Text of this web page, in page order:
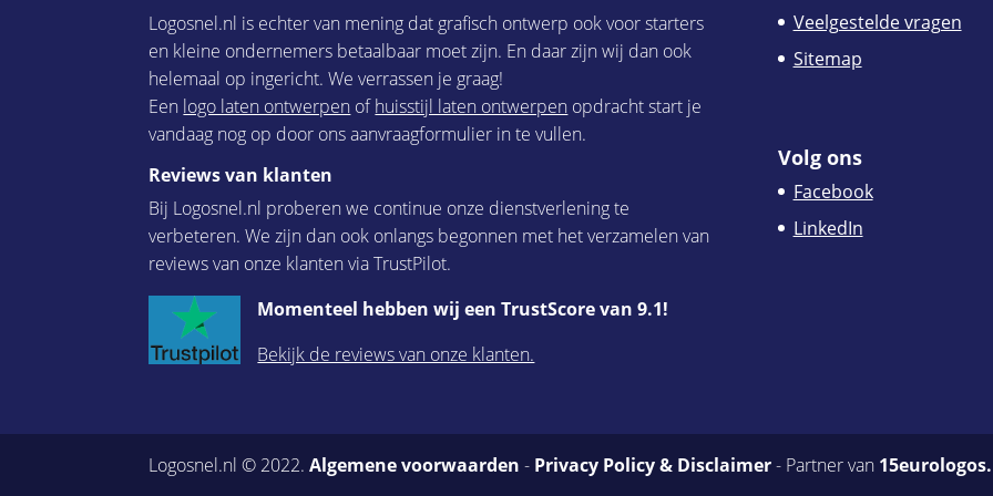
Logosnel.nl is echter van mening dat grafisch ontwerp ook voor starters
en kleine ondernemers betaalbaar moet zijn. En daar zijn wij dan ook
helemaal op ingericht. We verrassen je graag!
Een logo laten ontwerpen ofhuisstijl laten ontwerpen opdracht start je
vandaag nog op door ons aanvraagformulier in te vullen.
Reviews van klanten
Bij Logosnel.nl proberen we continue onze dienstverlening te
verbeteren. We zijn dan ook onlangs begonnen met het verzamelen van
reviews van onze klanten via TrustPilot.
Momenteel hebben wij een TrustScore van 9.1!
Bekijk de reviews van onze klanten.
Veelgestelde vragen
Sitemap
Volg ons
Facebook
LinkedIn
Logosnel.nl © 2022.Algemene voorwaarden - Privacy Policy & Disclaimer- Partner van